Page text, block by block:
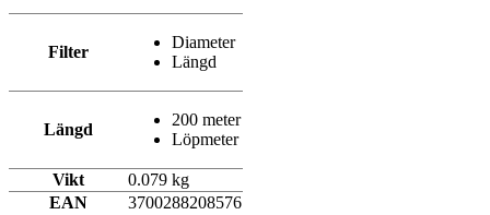
Filter
Diameter
Längd
Längd
200 meter
Löpmeter
Vikt
0.079 kg
EAN
3700288208576